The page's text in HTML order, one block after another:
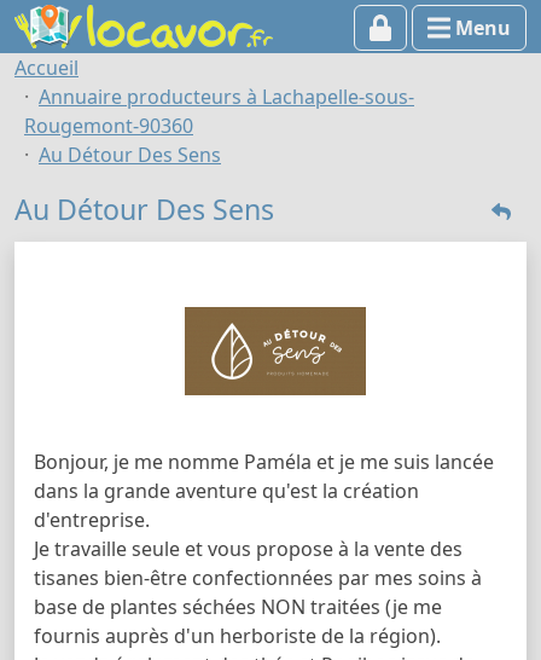
Menu
Accueil
Annuaire producteurs à Lachapelle-sous-
Rougemont-90360
Au Détour Des Sens
Au Détour Des Sens
Bonjour, je me nomme Paméla et je me suis lancée
dans la grande aventure qu'est la création
d'entreprise.
Je travaille seule et vous propose à la vente des
tisanes bien-être confectionnées par mes soins à
base de plantes séchées NON traitées (je me
fournis auprès d'un herboriste de la région).